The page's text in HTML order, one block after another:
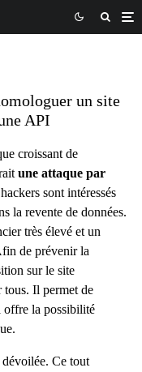
un site
API
croissant de
une attaque par
sont intéressés
la revente de données.
très élevé et un
de prévenir la
sur le site
Il permet de
offre la possibilité
Ce tout